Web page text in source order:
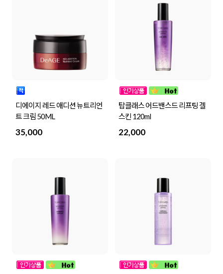
디에이지 레드 애디션 뉴트리언
트 크림 50ML
35,000
탑클래스 어드밴스드 리프팅 겔
스킨 120ml
22,000